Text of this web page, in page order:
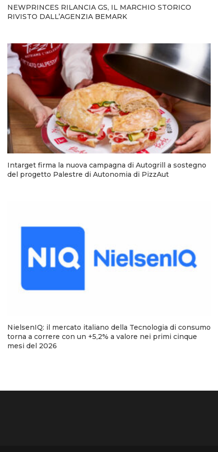
NEWPRINCES RILANCIA GS, IL MARCHIO STORICO
RIVISTO DALL’AGENZIA BEMARK
Intarget firma la nuova campagna di Autogrill a sostegno
del progetto Palestre di Autonomia di PizzAut
NielsenIQ: il mercato italiano della Tecnologia di consumo
torna a correre con un +5,2% a valore nei primi cinque
mesi del 2026